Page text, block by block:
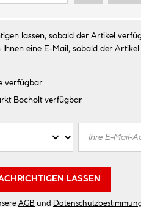
lassen, sobald der Artikel
Ihnen eine E-Mail, sobald der
verfügbar
Bocholtverfügbar
LASSEN
AGB und